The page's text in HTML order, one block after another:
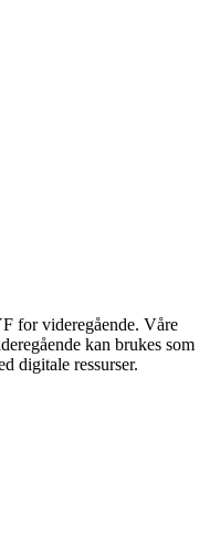
for videregående. Våre
kan brukes som
digitale ressurser.